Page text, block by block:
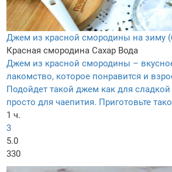
Джем из красной смородины на зиму
Красная смородина Сахар Вода
Джем из красной смородины –
лакомство, которое понравится и
Подойдет такой джем как для
просто для чаепития. Приготовьте
1 ч.
3
5.0
330